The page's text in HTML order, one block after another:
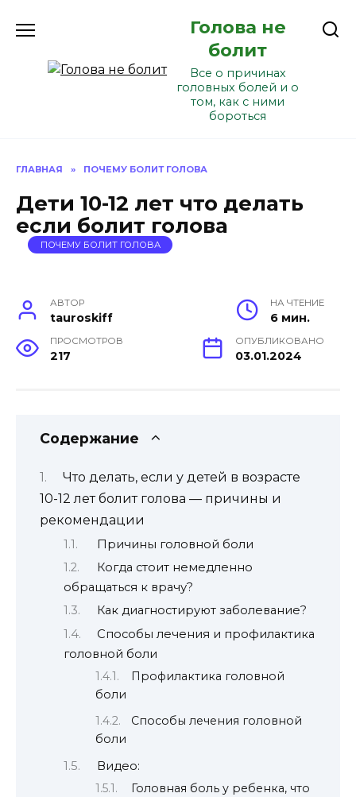
Голова не
болит
Все о причинах
головных болей и о
том, как с ними
бороться
ГЛАВНАЯ » ПОЧЕМУ БОЛИТ ГОЛОВА
Дети 10-12 лет что делать
если болит голова
ПОЧЕМУ БОЛИТ ГОЛОВА
АВТОР
tauroskiff
НА ЧТЕНИЕ
6 мин.
ПРОСМОТРОВ
217
ОПУБЛИКОВАНО
03.01.2024
Содержание
Что делать, если у детей в возрасте
10-12 лет болит голова — причины и
рекомендации
Причины головной боли
Когда стоит немедленно
обращаться к врачу?
Как диагностируют заболевание?
Способы лечения и профилактика
головной боли
Профилактика головной
боли
Способы лечения головной
боли
Видео:
Головная боль у ребенка, что